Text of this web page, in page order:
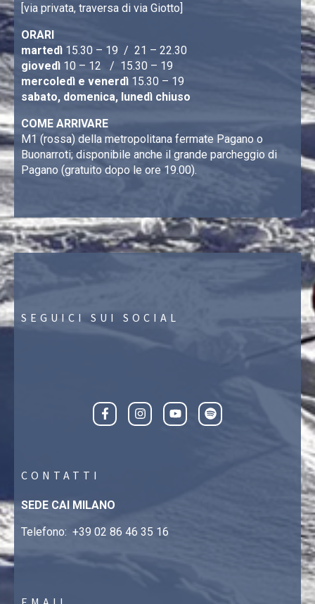
[via privata, traversa di via Giotto]
ORARI
martedì 15.30 – 19 / 21 – 22.30
giovedì 10 – 12 / 15.30 – 19
mercoledì e venerdì 15.30 – 19
sabato, domenica, lunedì chiuso
COME ARRIVARE
M1 (rossa) della metropolitana fermate Pagano o
Buonarroti; disponibile anche il grande parcheggio di
Pagano (gratuito dopo le ore 19.00).
SEGUICI SUI SOCIAL
CONTATTI
SEDE CAI MILANO
Telefono: +39 02 86 46 35 16